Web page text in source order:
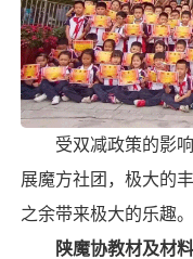
受双减政策的影
展魔方社团 ，极大的
之余带来极大的乐趣。
陕魔协教材及材